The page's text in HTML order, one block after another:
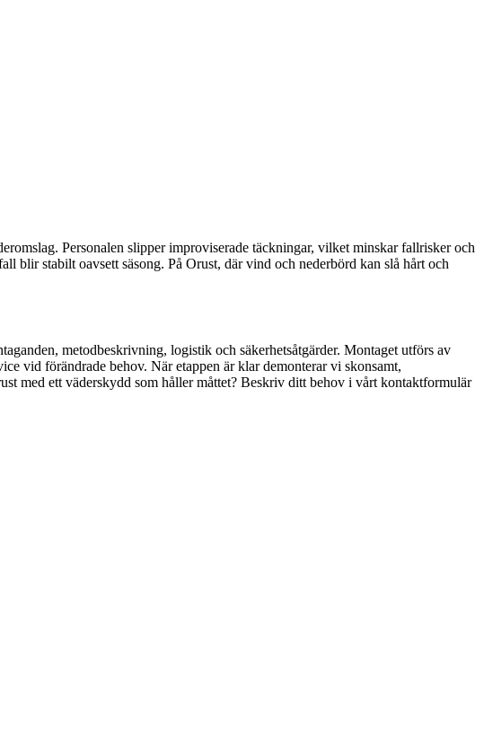
Personalen slipper improviserade täckningar, vilket minskar fallrisker och
blir stabilt oavsett säsong. På Orust, där vind och nederbörd kan slå hårt och
metodbeskrivning, logistik och säkerhetsåtgärder. Montaget utförs av
vid förändrade behov. När etappen är klar demonterar vi skonsamt,
med ett väderskydd som håller måttet? Beskriv ditt behov i vårt kontaktformulär